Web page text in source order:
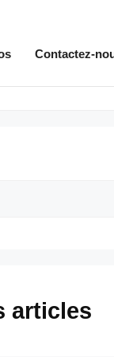
Contactez-
articles